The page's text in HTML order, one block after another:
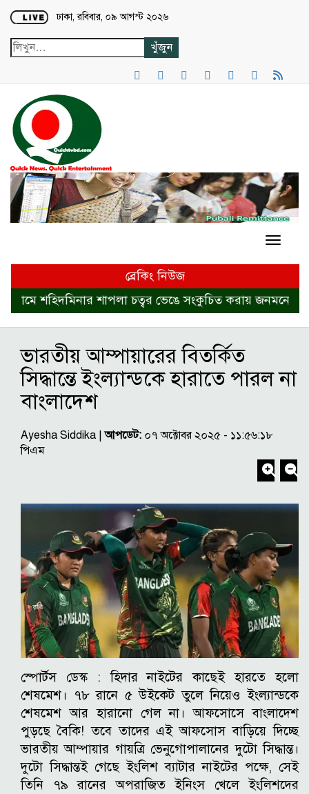
Loading...
ঢাকা, রবিবার, ০৯ আগস্ট ২০২৬
ব্রেকিং নিউজ
শহিদমিনার শাপলা চত্বর ভেঙে সংকুচিত করায় জনমনে ক্ষোভ
ভারতীয় আম্পায়ারের বিতর্কিত
সিদ্ধান্তে ইংল্যান্ডকে হারাতে পারল না
বাংলাদেশ
Ayesha Siddika |আপডেট: ০৭ অক্টোবর ২০২৫ - ১১:৫৬:১৮
পিএম
স্পোর্টস ডেস্ক :হিদার নাইটের কাছেই হারতে হলো
শেষমেশ। ৭৮ রানে ৫ উইকেট তুলে নিয়েও ইংল্যান্ডকে
শেষমেশ আর হারানো গেল না। আফসোসে বাংলাদেশ
পুড়ছে বৈকি! তবে তাদের এই আফসোস বাড়িয়ে দিচ্ছে
ভারতীয় আম্পায়ার গায়ত্রি ভেনুগোপালানের দুটো সিদ্ধান্ত।
দুটো সিদ্ধান্তই গেছে ইংলিশ ব্যাটার নাইটের পক্ষে, সেই
তিনি ৭৯ রানের অপরাজিত ইনিংস খেলে ইংলিশদের